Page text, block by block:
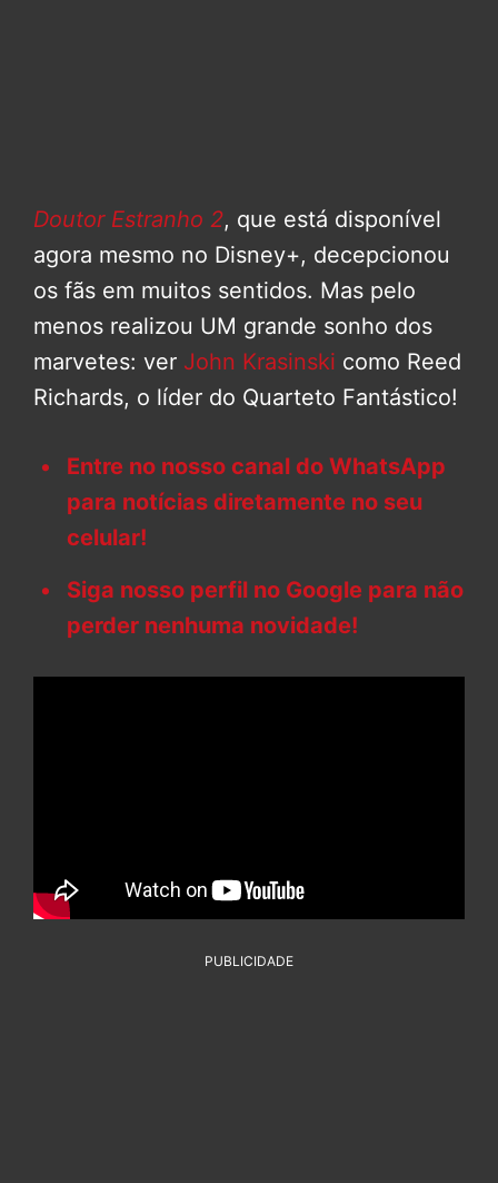
Doutor Estranho 2, que está disponível
agora mesmo no Disney+, decepcionou
os fãs em muitos sentidos. Mas pelo
menos realizou UM grande sonho dos
marvetes: ver John Krasinski como Reed
Richards, o líder do Quarteto Fantástico!
Entre no nosso canal do WhatsApp
para notícias diretamente no seu
celular!
Siga nosso perfil no Google para não
perder nenhuma novidade!
PUBLICIDADE